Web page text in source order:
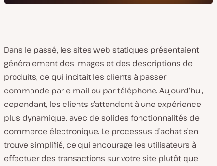
Dans le passé, les sites web statiques présentaient
généralement des images et des descriptions de
produits, ce qui incitait les clients à passer
commande par e-mail ou par téléphone. Aujourd’hui,
cependant, les clients s’attendent à une expérience
plus dynamique, avec de solides fonctionnalités de
commerce électronique. Le processus d’achat s’en
trouve simplifié, ce qui encourage les utilisateurs à
effectuer des transactions sur votre site plutôt que